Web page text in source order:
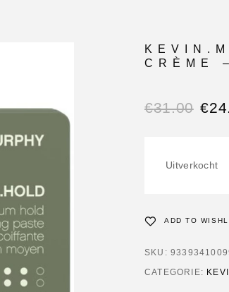
CRÈME
€31.00 €
Uitverkocht
ADD TO
SKU:
CATEGORIE: